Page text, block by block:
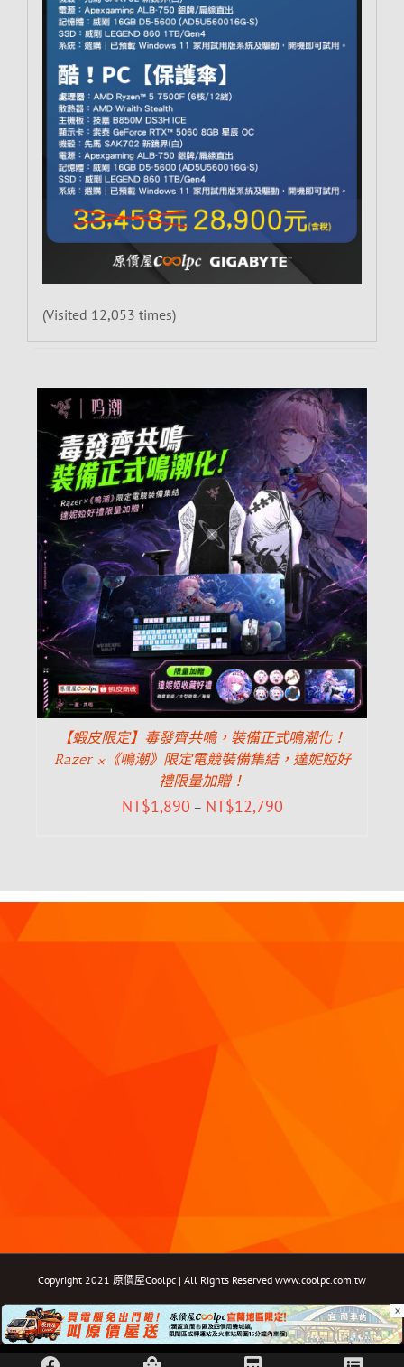
(Visited 12,053 times)
【蝦皮限定】毒發齊共鳴，裝備正式鳴潮化！
Razer ×《鳴潮》限定電競裝備集結，達妮婭好
禮限量加贈！
NT$1,890 – NT$12,790
Copyright 2021 原價屋Coolpc | All Rights Reserved www.coolpc.com.tw
FacebookInstagramYouTubeTwitterEmail: ×